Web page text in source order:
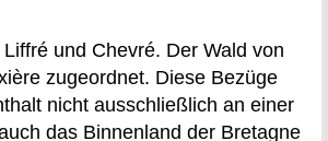
und Chevré. Der Wald von
zugeordnet. Diese Bezüge
nicht ausschließlich an einer
das Binnenland der Bretagne